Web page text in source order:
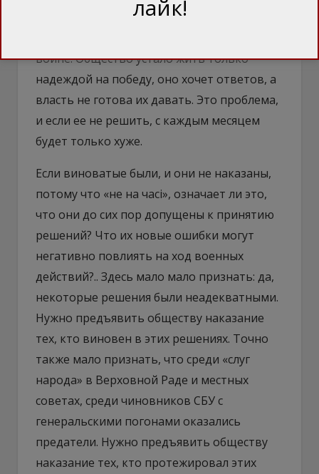
считать то, что она пропустила
войне. Общество устало жить только
надеждой на победу, оно хочет ответов, а
власть не готова их давать. Это проблема,
и если ее не решить, с каждым месяцем
будет только хуже.
Если виноватые были, и они не наказаны,
потому что «не на часі», означает ли это,
что они до сих пор допущены к принятию
решений? Что их новые ошибки могут
негативно повлиять на ход военных
действий?.. Здесь мало мало признать: да,
некоторые решения были неадекватными.
Нужно предъявить обществу наказание
тех, кто виновен в этих решениях. Точно
также мало признать, что среди «слуг
народа» в Верховной Раде и местных
советах, среди чиновников СБУ с
генеральскими погонами оказались
предатели. Нужно предъявить обществу
наказание тех, кто протежировал этих
лайк!